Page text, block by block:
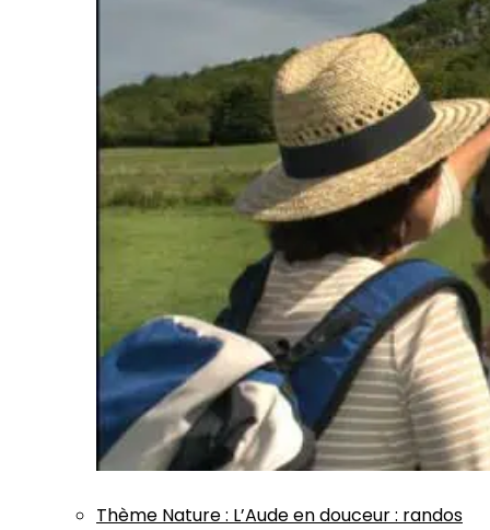
Thème Nature: L’Aude en douceur : randos